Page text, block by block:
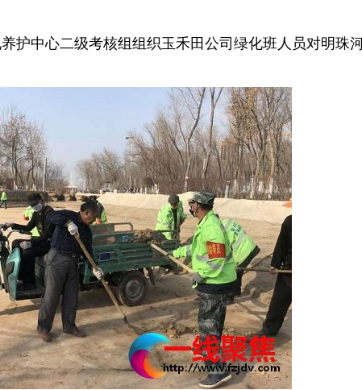
护中心二级考核组组织玉禾田公司绿化班人员对明珠